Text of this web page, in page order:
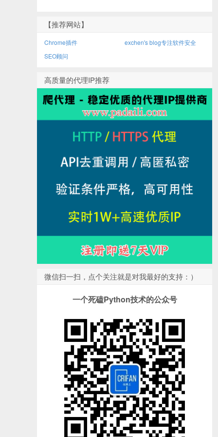
【推荐网站】
Chrome插件
exchen's blog专注软件安全
SEO顾问
高质量的代理IP推荐
微信扫一扫，点个关注就是对我最好的支持：）
一个死磕Python技术的公众号